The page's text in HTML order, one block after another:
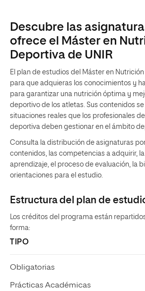
Descubre las
ofrece el Máster en
Deportiva de UNIR
El plan de estudios del Máster en
para que adquieras los conocimientos y
para garantizar una nutrición óptima y
deportivo de los atletas. Sus contenidos
situaciones reales que los profesionales
deportiva deben gestionar en el ámbito
Consulta la distribución de asignaturas
contenidos, las competencias a adquirir,
aprendizaje, el proceso de evaluación, la
orientaciones para el estudio.
Estructura del plan de
Los créditos del programa están
forma:
TIPO
Obligatorias
Prácticas Académicas